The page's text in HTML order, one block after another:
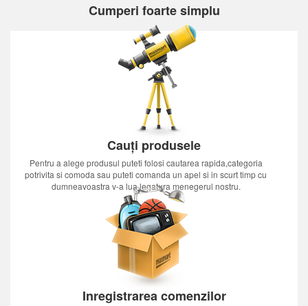
Cumperi foarte simplu
Cauți produsele
Pentru a alege produsul puteti folosi cautarea rapida,categoria
potrivita si comoda sau puteti comanda un apel si in scurt timp cu
dumneavoastra v-a lua legatura menegerul nostru.
Inregistrarea comenzilor